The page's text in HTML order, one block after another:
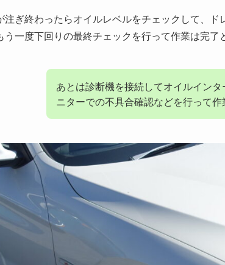
注ぎ終わったらオイルレベルをチェックして、
一度下回りの最終チェックを行って作業は完了
あとは診断機を接続してオイルイン
ニターでの不具合確認などを行って作